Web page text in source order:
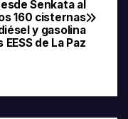
Senkata al
160 cisternas
y gasolina
EESS de La Paz